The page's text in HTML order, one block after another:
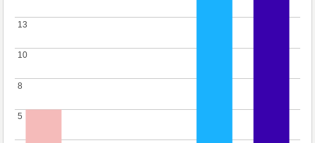
5
5
8
8
10
10
13
13